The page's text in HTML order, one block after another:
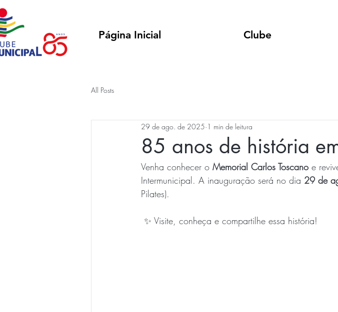
Página Inicial Clube
All Posts
85 anos de história
29 de ago. de 2025 1 min de leitura
Venha conhecer o Memorial Carlos Toscano e
Intermunicipal. A inauguração será no dia 29 de
Pilates).
✨ Visite, conheça e compartilhe essa história!